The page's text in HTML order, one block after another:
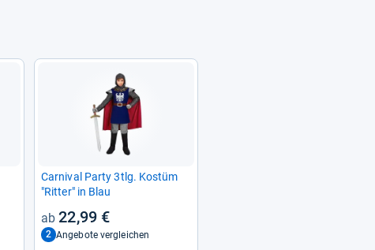
Car­ni­val Party 3tlg. Kostüm
"Rit­ter" in Blau
22,99 €
2 Angebote vergleichen